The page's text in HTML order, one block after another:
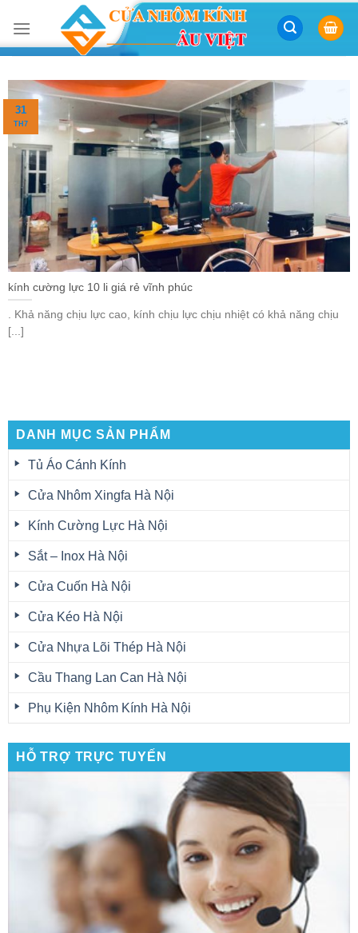
content
kính cường lực 10 li giá rẻ vĩnh phúc
. Khả năng chịu lực cao, kính chịu lực chịu nhiệt có khả năng chịu
[...]
31
TH7
DANH MỤC SẢN PHẨM
Tủ Áo Cánh Kính
Cửa Nhôm Xingfa Hà Nội
Kính Cường Lực Hà Nội
Sắt – Inox Hà Nội
Cửa Cuốn Hà Nội
Cửa Kéo Hà Nội
Cửa Nhựa Lõi Thép Hà Nội
Cầu Thang Lan Can Hà Nội
Phụ Kiện Nhôm Kính Hà Nội
HỖ TRỢ TRỰC TUYẾN